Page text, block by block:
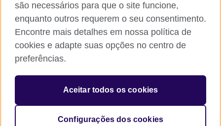
Comentários e reclamações
Política de privacidade e termos de uso
© 2026 British Council
The United Kingdom’s international organisation for cultural
relations and educational opportunities.
são necessários para que o site funcione,
enquanto outros requerem o seu consentimento.
Encontre mais detalhes em nossa política de
cookies e adapte suas opções no centro de
preferências.
Aceitar todos os cookies
Configurações dos cookies